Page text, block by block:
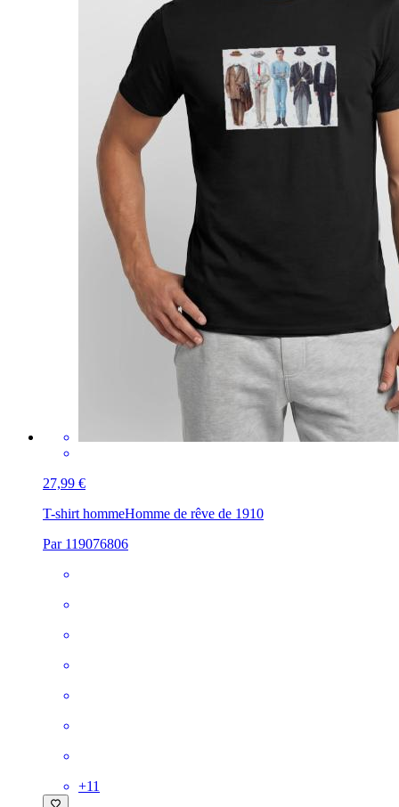
27,99 €
T-shirt hommeHomme de rêve de 1910
Par 119076806
+11